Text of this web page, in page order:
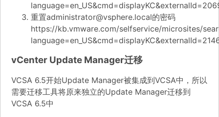
重置administrator@vsphere.local的密码
https://kb.vmware.com/selfservice/microsites/
vCenter Update Manager迁移
VCSA 6.5开始Update Manager被集成到VCSA中，所以
需要迁移工具将原来独立的Update Manager迁移到
VCSA 6.5中